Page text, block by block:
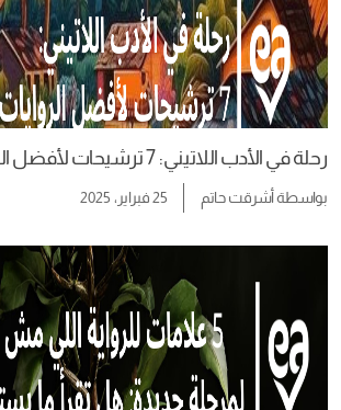
رحلة في الأدب اللاتيني: 7 ترشيحات لأفضل الروايات اللاتينية
بواسطةأشرقت حاتم 25 فبراير، 2025